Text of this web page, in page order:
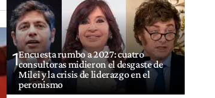
1Encuesta rumbo a 2027: cuatro
consultoras midieron el desgaste de
Milei y la crisis de liderazgo en el
peronismo